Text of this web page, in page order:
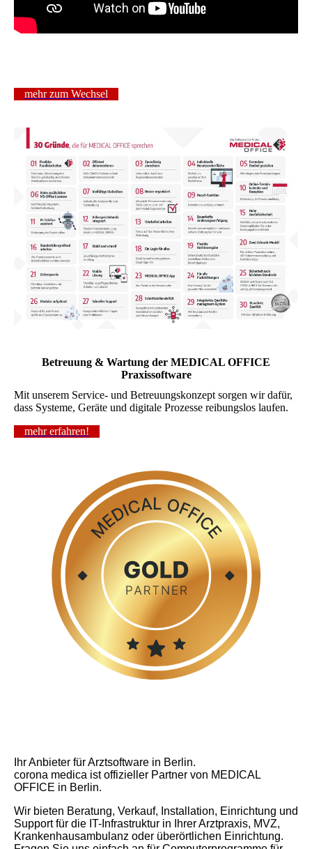
mehr zum Wechsel
Betreuung & Wartung der MEDICAL OFFICE
Praxissoftware
Mit unserem Service- und Betreuungskonzept sorgen wir dafür,
dass Systeme, Geräte und digitale Prozesse reibungslos laufen.
mehr erfahren!
Ihr Anbieter für Arztsoftware in Berlin.
corona medica ist offizieller Partner von MEDICAL
OFFICE in Berlin.
Wir bieten Beratung, Verkauf, Installation, Einrichtung und
Support für die IT-Infrastruktur in Ihrer Arztpraxis, MVZ,
Krankenhausambulanz oder überörtlichen Einrichtung.